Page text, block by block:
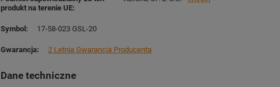
produkt na terenie UE
Symbol 17-58-023 GSL-20
Gwarancja 2 Letnia Gwarancja Producenta
Dane techniczne